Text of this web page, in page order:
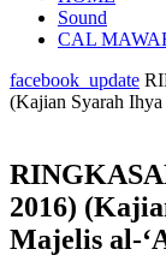
Sound
CAL
facebook_update
(Kajian Syarah
2016)
Majelis al-